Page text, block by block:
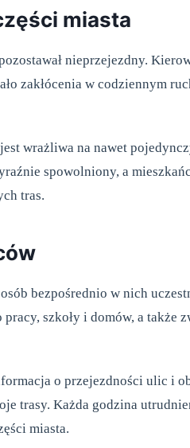
miasta
nieprzejezdny.
zakłócenia w codziennym
wrażliwa na nawet
spowolniony, a
tras.
bezpośrednio w nich
szkoły i domów, a także
o przejezdności ulic i
trasy. Każda godzina
miasta.